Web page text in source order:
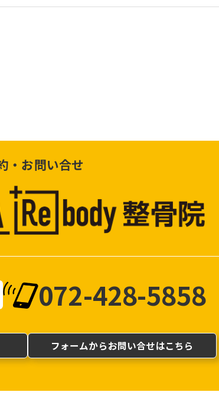
・お問い合せ
072-428-5858
フォームからお問い合せはこちら